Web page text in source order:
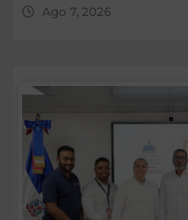
Ago 7, 2026